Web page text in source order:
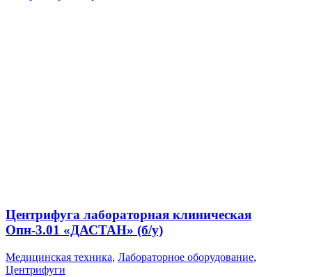
Центрифуга лабораторная клиническая
Опн-3.01 «ДАСТАН» (б/у)
Медицинская техника, Лабораторное оборудование,
Центрифуги